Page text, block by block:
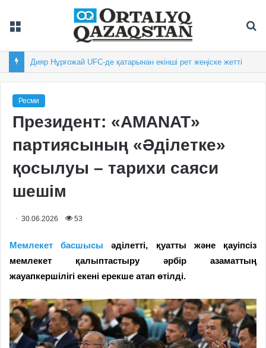
Дияр Нұрғожай UFC-де қатарынан екінші рет жеңіске жетті
Ресми
Президент: «AMANAT»
партиясының «Әділетке»
қосылуы – тарихи саяси
шешім
30.06.2026 53
Мемлекет басшысы әділетті, қуатты және қауіпсіз
мемлекет қалыптастыру әрбір азаматтың
жауапкершілігі екені ерекше атап өтілді.